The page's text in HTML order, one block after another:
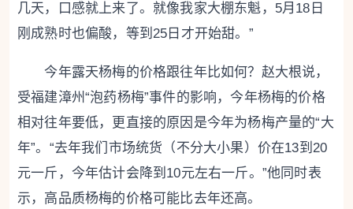
几天，口感就上来了。就像我家大棚东魁，5月18日
刚成熟时也偏酸，等到25日才开始甜。”
今年露天杨梅的价格跟往年比如何？赵大根说，
受福建漳州“泡药杨梅”事件的影响，今年杨梅的价格
相对往年要低，更直接的原因是今年为杨梅产量的“大
年”。“去年我们市场统货（不分大小果）价在13到20
元一斤，今年估计会降到10元左右一斤。”他同时表
示，高品质杨梅的价格可能比去年还高。